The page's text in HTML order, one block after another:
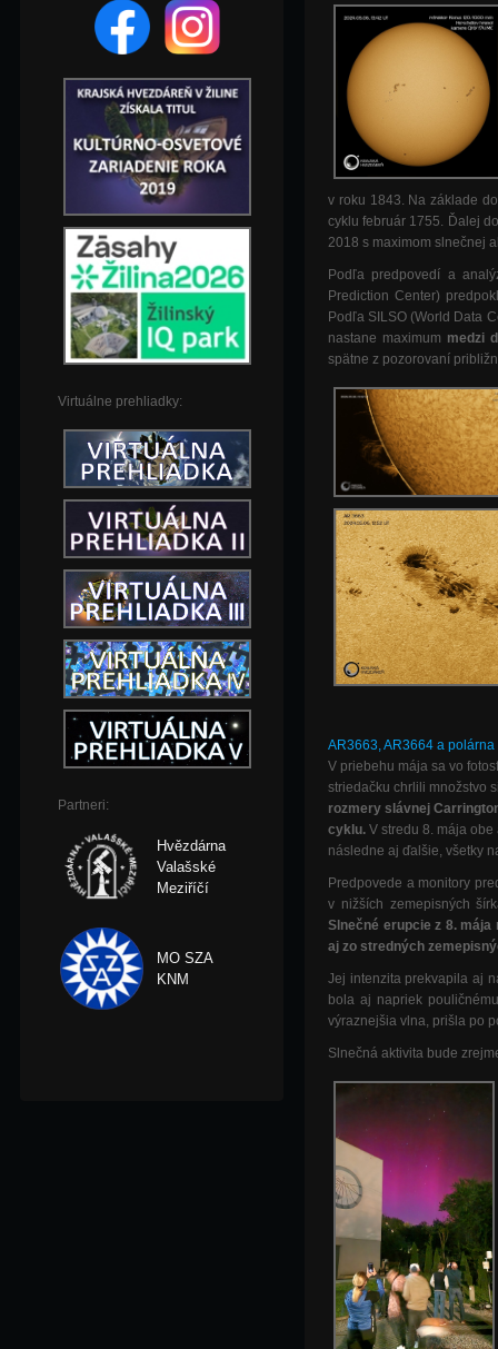
Virtuálne prehliadky:
Partneri:
Hvězdárna
Valašské
Meziříčí
MO SZA
KNM
v roku 1843. Na základe
cyklu február 1755. Ďalej
2018 s maximom slnečnej
Podľa predpovedí a
Prediction Center)
Podľa SILSO (World Data
nastane maximum medzi
spätne z pozorovaní
AR3663, AR3664 a
V priebehu mája sa vo
striedačku chrlili množstvo
rozmery slávnej
cyklu. V stredu 8. mája
následne aj ďalšie, všetky
Predpovede a monitory
v nižších zemepisných
Slnečné erupcie z 8.
aj zo stredných
Jej intenzita prekvapila aj
bola aj napriek
výraznejšia vlna, prišla po
Slnečná aktivita bude